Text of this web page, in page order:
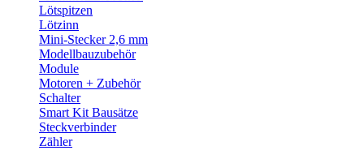
Lötspitzen
Lötzinn
Mini-Stecker 2,6 mm
Modellbauzubehör
Module
Motoren + Zubehör
Schalter
Smart Kit Bausätze
Steckverbinder
Zähler